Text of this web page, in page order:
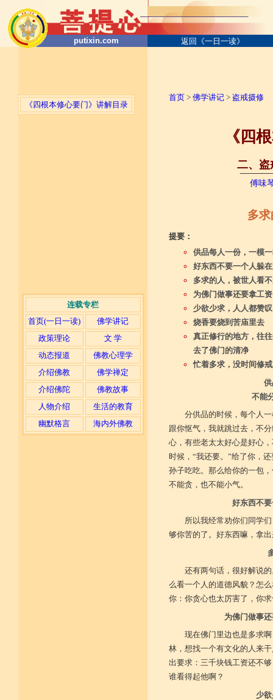
putixin.com 返回《一日一读》
《四根本修心要门》讲解目录
连载专栏
首页(一日一读)
佛学讲记
政策理论
文 学
动态报道
佛教心理学
介绍佛教
佛学禅定
介绍佛陀
佛教故事
人物介绍
生活的教育
幽默格言
海内外佛教
首页> 佛学讲记> 盗戒摄修
《四
二、盗
傅味
多
提要：
供品每人一份，一模
好东西不要一个人躲
多求的人，被世人看
为佛门做事还要拿工
少欲少求，人人都赞
烧香要烧到苦庙里去
真正修行的地方，往
去了佛门的清净
忙着多求，没时间修
不能
分供品的时候，每个人
跟你怄气，我就跳过去，不
心，有些老太太好心是好心
时候，“我还要。”给了你，
孙子吃吃。那么给你的一包
不能贪，也不能小气。
好东西不
所以我经常劝你们同学
够你苦的了。好东西嘛，拿
还有两句话，很好解说
么看一个人的道德风貌？怎
你：你贪心也太厉害了，你
为佛门做事
现在佛门里边也是多求
林，想找一个有文化的人来
出要求：三千块钱工资还不
谁看得起他啊？
少